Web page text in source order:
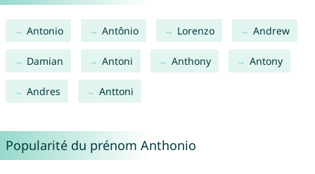
Antonio Antônio Lorenzo Andrew
Damian Antoni Anthony Antony
Andres Anttoni
Popularité du prénom Anthonio